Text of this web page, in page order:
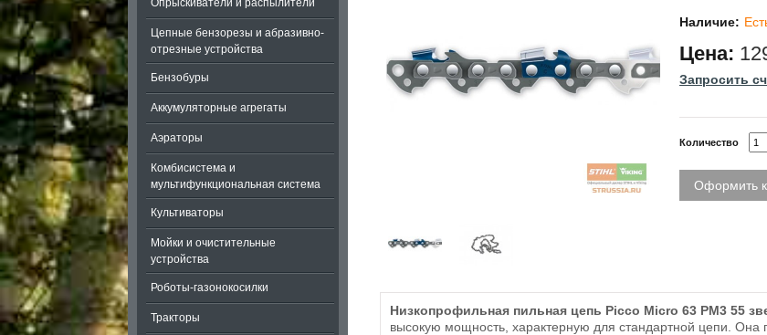
Опрыскиватели и распылители
Цепные бензорезы и абразивно-
отрезные устройства
Бензобуры
Аккумуляторные агрегаты
Аэраторы
Комбисистема и
мультифункциональная система
Культиваторы
Мойки и очистительные
устройства
Роботы-газонокосилки
Тракторы
Наличие:
Цена:
Запросить
Количество
Оформить
Низкопрофильная пильная цепь Picco Micro 63 PM3 55
высокую мощность, характерную для стандартной цепи. Она